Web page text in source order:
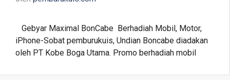
Gebyar Maximal BonCabe Berhadiah Mobil, Motor,
iPhone-Sobat pemburukuis, Undian Boncabe diadakan
oleh PT Kobe Boga Utama. Promo berhadiah mobil